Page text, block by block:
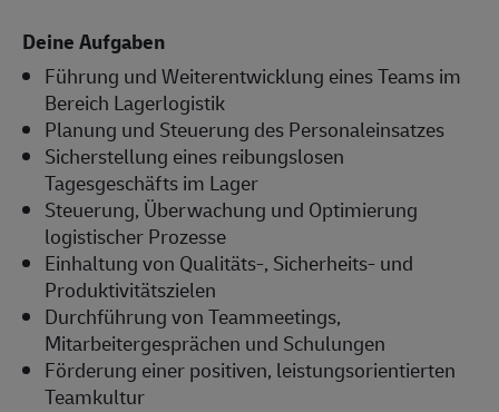
Deine Aufgaben
Führung und Weiterentwicklung eines Teams im
Bereich Lagerlogistik
Planung und Steuerung des Personaleinsatzes
Sicherstellung eines reibungslosen
Tagesgeschäfts im Lager
Steuerung, Überwachung und Optimierung
logistischer Prozesse
Einhaltung von Qualitäts-, Sicherheits- und
Produktivitätszielen
Durchführung von Teammeetings,
Mitarbeitergesprächen und Schulungen
Förderung einer positiven, leistungsorientierten
Teamkultur